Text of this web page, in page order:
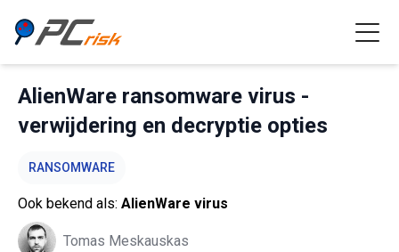
AlienWare ransomware virus -
verwijdering en decryptie opties
RANSOMWARE
Ook bekend als: AlienWare virus
Tomas Meskauskas